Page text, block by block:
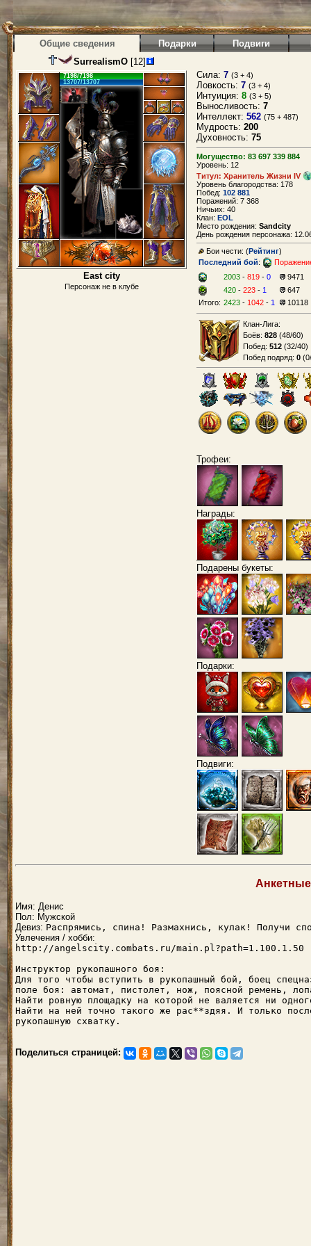
Общие сведения Подарки Подвиги
SurrealismO [12]
7198/7198
13707/13707
East city
Персонаж не в клубе
Сила: 7 (3 + 4)
Ловкость: 7 (3 + 4)
Интуиция: 8 (3 + 5)
Выносливость: 7
Интеллект: 562 (75 + 487)
Мудрость: 200
Духовность: 75
Могущество: 83 697 339 884
Уровень: 12
Титул: Хранитель Жизни IV
Уровень благородства: 178
Побед: 102 881
Поражений: 7 368
Ничьих: 40
Клан: EOL
Место рождения: Sandcity
День рождения персонажа:
Бои чести: (Рейтинг)
Последний бой:
2003 - 819 - 0
9471
420 - 223 - 1
647
Итого: 2423 - 1042 - 1 10118
Клан-Лига:
Боёв: 828 (48/60)
Побед: 512 (32/40)
Побед подряд: 0 (
Трофеи:
Награды:
Подарены букеты:
Подарки:
Подвиги:
Имя: Денис
Пол: Мужской
Девиз: Распрямись, спина! Размахнись, кулак! Получи
Увлечения / хобби:
http://angelscity.combats.ru/main.pl?path=1.100.1.50
Инструктор рукопашного боя:
Для того чтобы вступить в рукопашный бой, боец
поле боя: автомат, пистолет, нож, поясной ремень,
Найти ровную площадку на которой не валяется ни
Найти на ней точно такого же рас**здяя. И только
рукопашную схватку.
Поделиться страницей: